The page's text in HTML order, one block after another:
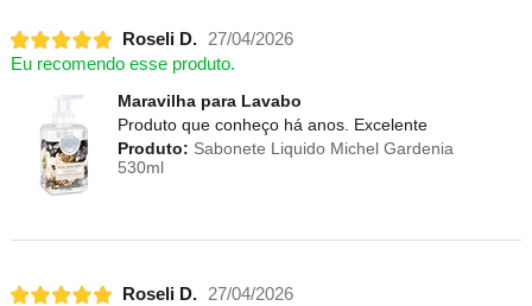
Roseli D. 27/04/2026
Eu recomendo esse produto.
Maravilha para Lavabo
Produto que conheço há anos. Excelente
Produto: Sabonete Liquido Michel Gardenia
530ml
Roseli D. 27/04/2026